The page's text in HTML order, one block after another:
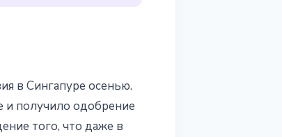
в Сингапуре осенью.
и получило одобрение
того, что даже в